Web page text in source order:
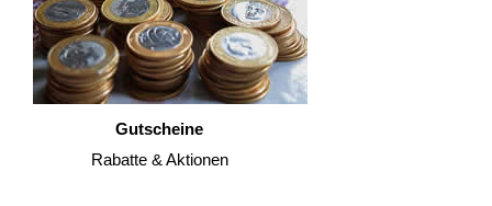
Gutscheine
Rabatte & Aktionen